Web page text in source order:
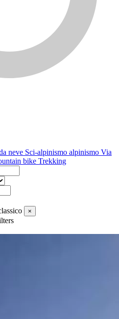
neve Sci-alpinismo alpinismo Via
bike Trekking
×